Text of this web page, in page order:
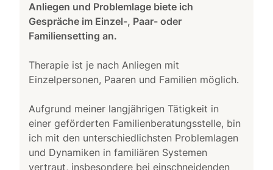
Anliegen und Problemlage biete ich
Gespräche im Einzel-, Paar- oder
Familiensetting an.
Therapie ist je nach Anliegen mit
Einzelpersonen, Paaren und Familien möglich.
Aufgrund meiner langjährigen Tätigkeit in
einer geförderten Familienberatungsstelle, bin
ich mit den unterschiedlichsten Problemlagen
und Dynamiken in familiären Systemen
vertraut, insbesondere bei einschneidenden